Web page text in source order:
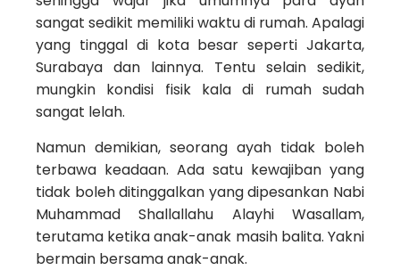
sangat sedikit memiliki waktu di rumah. Apalagi
yang tinggal di kota besar seperti Jakarta,
Surabaya dan lainnya. Tentu selain sedikit,
mungkin kondisi fisik kala di rumah sudah
sangat lelah.
Namun demikian, seorang ayah tidak boleh
terbawa keadaan. Ada satu kewajiban yang
tidak boleh ditinggalkan yang dipesankan Nabi
Muhammad Shallallahu Alayhi Wasallam,
terutama ketika anak-anak masih balita. Yakni
bermain bersama anak-anak.